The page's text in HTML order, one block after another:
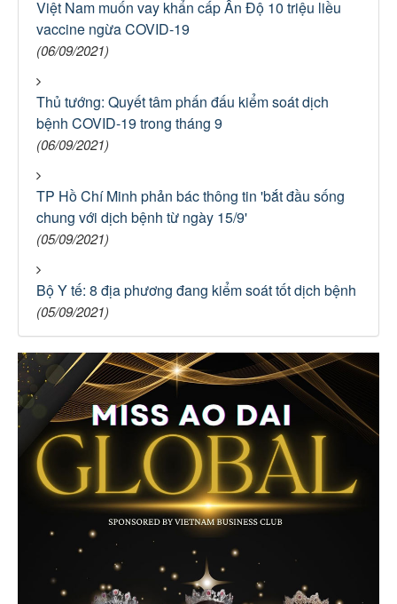
Việt Nam muốn vay khẩn cấp Ấn Độ 10 triệu liều
vaccine ngừa COVID-19
(06/09/2021)
Thủ tướng: Quyết tâm phấn đấu kiểm soát dịch
bệnh COVID-19 trong tháng 9
(06/09/2021)
TP Hồ Chí Minh phản bác thông tin 'bắt đầu sống
chung với dịch bệnh từ ngày 15/9'
(05/09/2021)
Bộ Y tế: 8 địa phương đang kiểm soát tốt dịch bệnh
(05/09/2021)